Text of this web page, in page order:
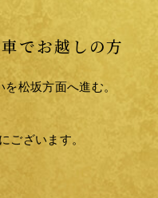
でお越しの方
松坂方面へ進む。
ございます。